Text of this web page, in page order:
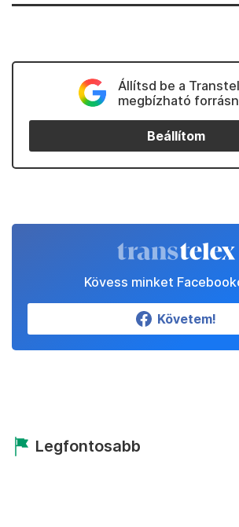
Állítsd be a
megbízható
Beállítom
Kövess minket
Követem!
Legfontosabb